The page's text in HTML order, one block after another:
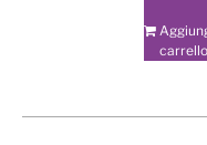
carrello